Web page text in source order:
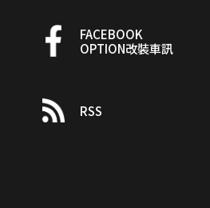
FACEBOOK
OPTION改裝車訊
RSS